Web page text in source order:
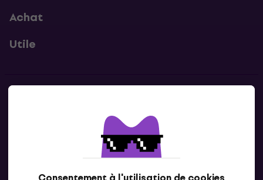
Achat
Utile
Contacte nous